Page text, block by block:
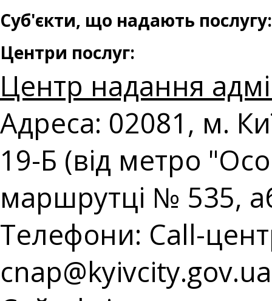
Суб'єкти, що надають послугу:
Центри послуг:
Центр надання
Адреса: 02081, м.
19-Б (від метро
маршрутці № 535,
Телефони: Call-
сnap@kyivcity.gov.ua